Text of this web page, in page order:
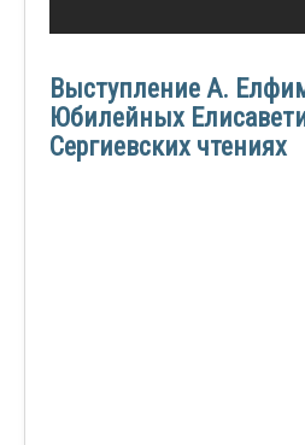
Выступление А.
Юбилейных
Сергиевских чтениях